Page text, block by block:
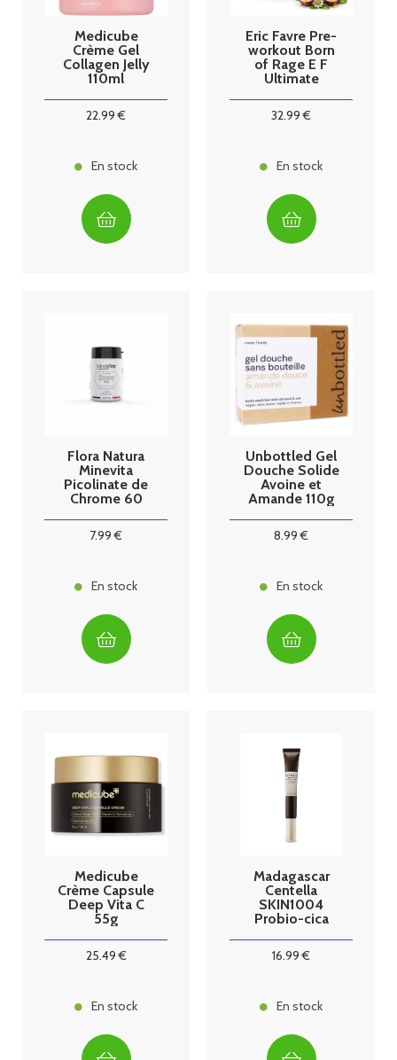
Medicube
Crème Gel
Collagen Jelly
110ml
22.99 €
En stock
Eric Favre Pre-
workout Born
of Rage E F
Ultimate
32.99 €
En stock
Flora Natura
Minevita
Picolinate de
Chrome 60
7.99 €
En stock
Unbottled Gel
Douche Solide
Avoine et
Amande 110g
8.99 €
En stock
Medicube
Crème Capsule
Deep Vita C
55g
25.49€
En stock
Madagascar
Centella
SKIN1004
Probio-cica
16.99 €
En stock